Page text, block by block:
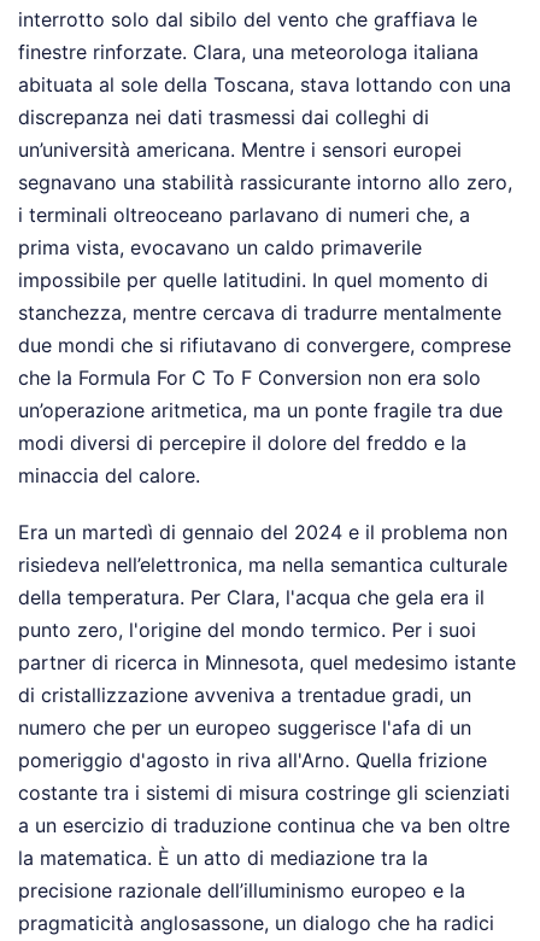
interrotto solo dal sibilo del vento che graffiava le
finestre rinforzate. Clara, una meteorologa italiana
abituata al sole della Toscana, stava lottando con una
discrepanza nei dati trasmessi dai colleghi di
un’università americana. Mentre i sensori europei
segnavano una stabilità rassicurante intorno allo zero,
i terminali oltreoceano parlavano di numeri che, a
prima vista, evocavano un caldo primaverile
impossibile per quelle latitudini. In quel momento di
stanchezza, mentre cercava di tradurre mentalmente
due mondi che si rifiutavano di convergere, comprese
che la Formula For C To F Conversion non era solo
un’operazione aritmetica, ma un ponte fragile tra due
modi diversi di percepire il dolore del freddo e la
minaccia del calore.
Era un martedì di gennaio del 2024 e il problema non
risiedeva nell’elettronica, ma nella semantica culturale
della temperatura. Per Clara, l'acqua che gela era il
punto zero, l'origine del mondo termico. Per i suoi
partner di ricerca in Minnesota, quel medesimo istante
di cristallizzazione avveniva a trentadue gradi, un
numero che per un europeo suggerisce l'afa di un
pomeriggio d'agosto in riva all'Arno. Quella frizione
costante tra i sistemi di misura costringe gli scienziati
a un esercizio di traduzione continua che va ben oltre
la matematica. È un atto di mediazione tra la
precisione razionale dell’illuminismo europeo e la
pragmaticità anglosassone, un dialogo che ha radici